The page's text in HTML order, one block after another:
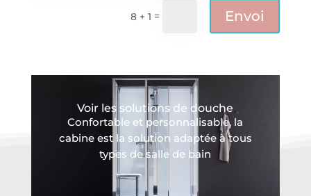
8 + 1 = Envoi
Voir les solutions de douche
Confortable et personnalisable, la
cabine est la solution adaptée à tous
types de salle de bain